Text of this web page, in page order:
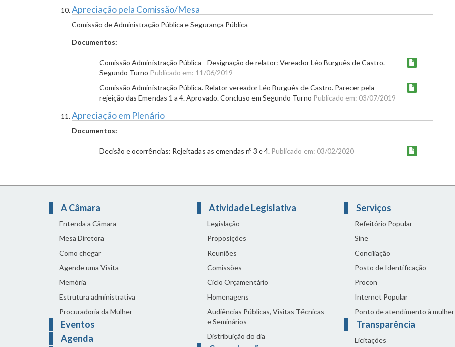
Apreciação pela Comissão/Mesa
Comissão de Administração Pública e Segurança Pública
Documentos:
Comissão Administração Pública - Designação de relator: Vereador Léo Burguês de Castro.
Segundo Turno Publicado em: 11/06/2019
Comissão Administração Pública. Relator vereador Léo Burguês de Castro. Parecer pela
rejeição das Emendas 1 a 4. Aprovado. Concluso em Segundo Turno Publicado em: 03/07/2019
Apreciação em Plenário
Documentos:
Decisão e ocorrências: Rejeitadas as emendas nº 3 e 4. Publicado em: 03/02/2020
A Câmara
Entenda a Câmara
Mesa Diretora
Como chegar
Agende uma Visita
Memória
Estrutura administrativa
Procuradoria da Mulher
Eventos
Agenda
Atividade Legislativa
Legislação
Proposições
Reuniões
Comissões
Ciclo Orçamentário
Homenagens
Audiências Públicas, Visitas Técnicas
e Seminários
Distribuição do dia
Serviços
Refeitório Popular
Sine
Conciliação
Posto de Identificação
Procon
Internet Popular
Ponto de atendimento à mulher
Transparência
Licitações